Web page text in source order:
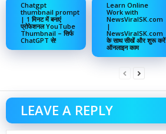
Chatgpt
thumbnail prompt
| 1 मिनट में बनाएं
प्रोफेशनल YouTube
Thumbnail – सिर्फ
ChatGPT से!
Learn Online
Work with
NewsViralSK.com
|
NewsViralSK.com
के साथ सीखें और शुरू करें
ऑनलाइन काम
LEAVE A REPLY